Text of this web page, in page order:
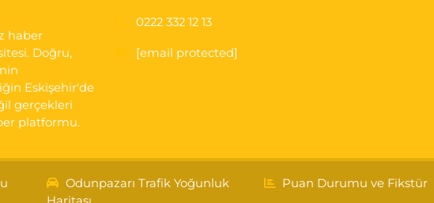
haber
Doğru,
Eskişehir'de
gerçekleri
platformu.
0222 332 12 13
[email protected]
Odunpazarı Trafik Yoğunluk
Puan Durumu ve Fikstür